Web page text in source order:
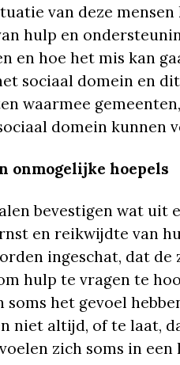
van deze
hulp en
en hoe het mis kan
sociaal domein en
waarmee
domein kunnen
onmogelijke hoepels
bevestigen wat uit
en reikwijdte van
ingeschat, dat
hulp te vragen te
soms het gevoel
niet altijd, of te laat,
zich soms in